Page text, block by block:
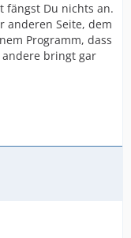
fängst Du nichts an.
anderen Seite, dem
Programm, dass
bringt gar